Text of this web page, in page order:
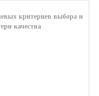
критериев выбора и
качества